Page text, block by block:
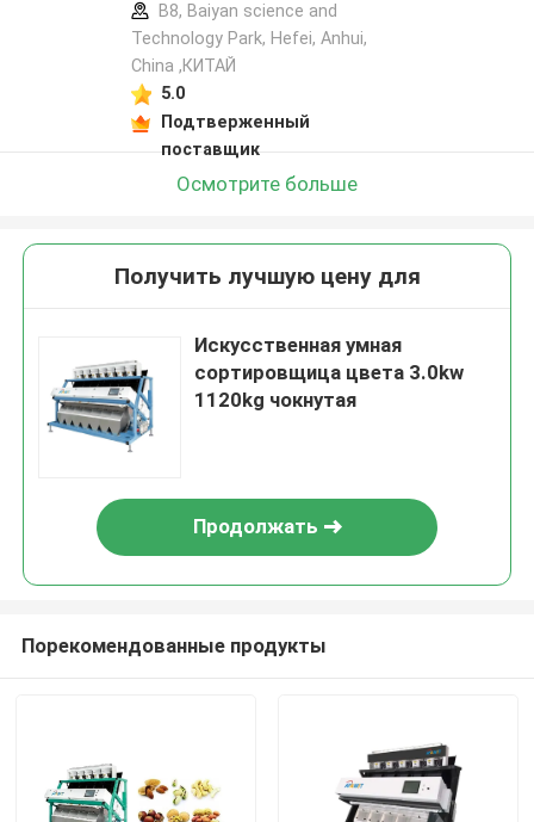
B8, Baiyan science and
Technology Park, Hefei, Anhui,
China ,КИТАЙ
5.0
Подтверженный
поставщик
Осмотрите больше
Получить лучшую цену для
Искусственная умная
сортировщица цвета 3.0kw
1120kg чокнутая
Продолжать
Порекомендованные продукты